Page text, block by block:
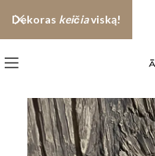
Dekoras keičiaviską!